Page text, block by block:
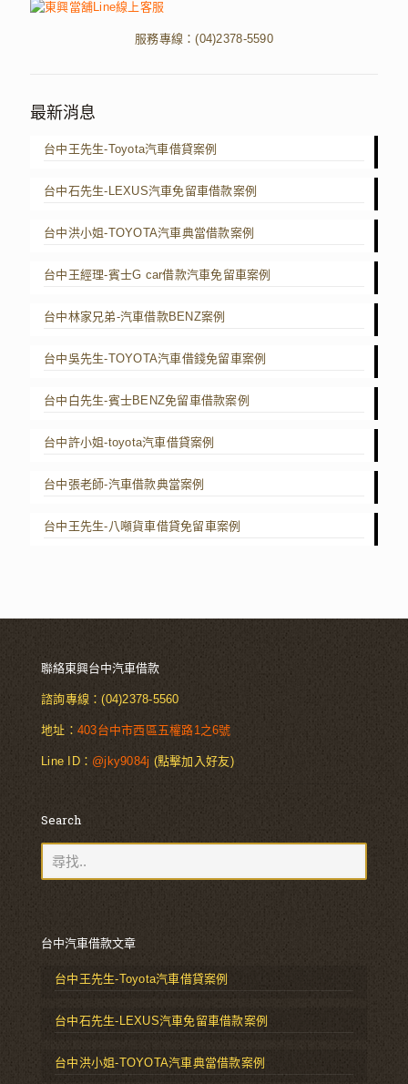
服務專線：(04)2378-5590
最新消息
台中王先生-Toyota汽車借貸案例
台中石先生-LEXUS汽車免留車借款案例
台中洪小姐-TOYOTA汽車典當借款案例
台中王經理-賓士G car借款汽車免留車案例
台中林家兄弟-汽車借款BENZ案例
台中吳先生-TOYOTA汽車借錢免留車案例
台中白先生-賓士BENZ免留車借款案例
台中許小姐-toyota汽車借貸案例
台中張老師-汽車借款典當案例
台中王先生-八噸貨車借貸免留車案例
聯絡東興台中汽車借款
諮詢專線：(04)2378-5560
地址： 403台中市西區五權路1之6號
Line ID： @jky9084j (點擊加入好友)
Search
台中汽車借款文章
台中王先生-Toyota汽車借貸案例
台中石先生-LEXUS汽車免留車借款案例
台中洪小姐-TOYOTA汽車典當借款案例